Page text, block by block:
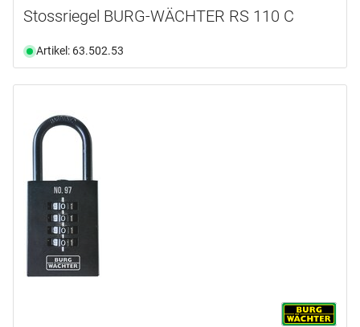
Stossriegel BURG-WÄCHTER RS 110 C
Artikel: 63.502.53